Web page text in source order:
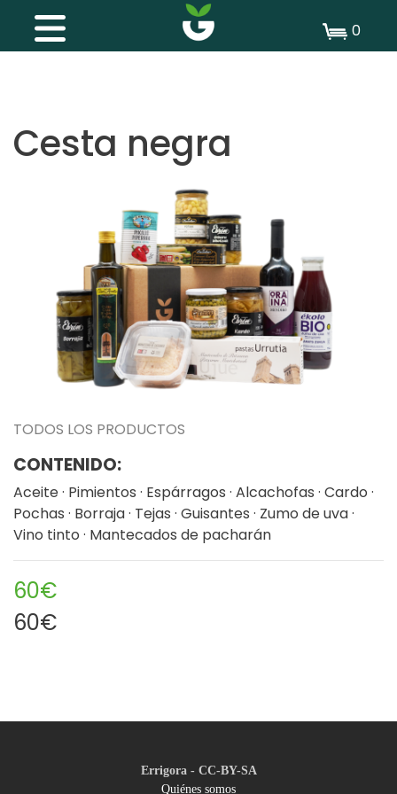
0
Cesta negra
TODOS LOS PRODUCTOS
CONTENIDO:
Aceite · Pimientos · Espárragos · Alcachofas · Cardo ·
Pochas · Borraja · Tejas · Guisantes · Zumo de uva ·
Vino tinto · Mantecados de pacharán
60€
60€
Errigora - CC-BY-SA
Quiénes somos